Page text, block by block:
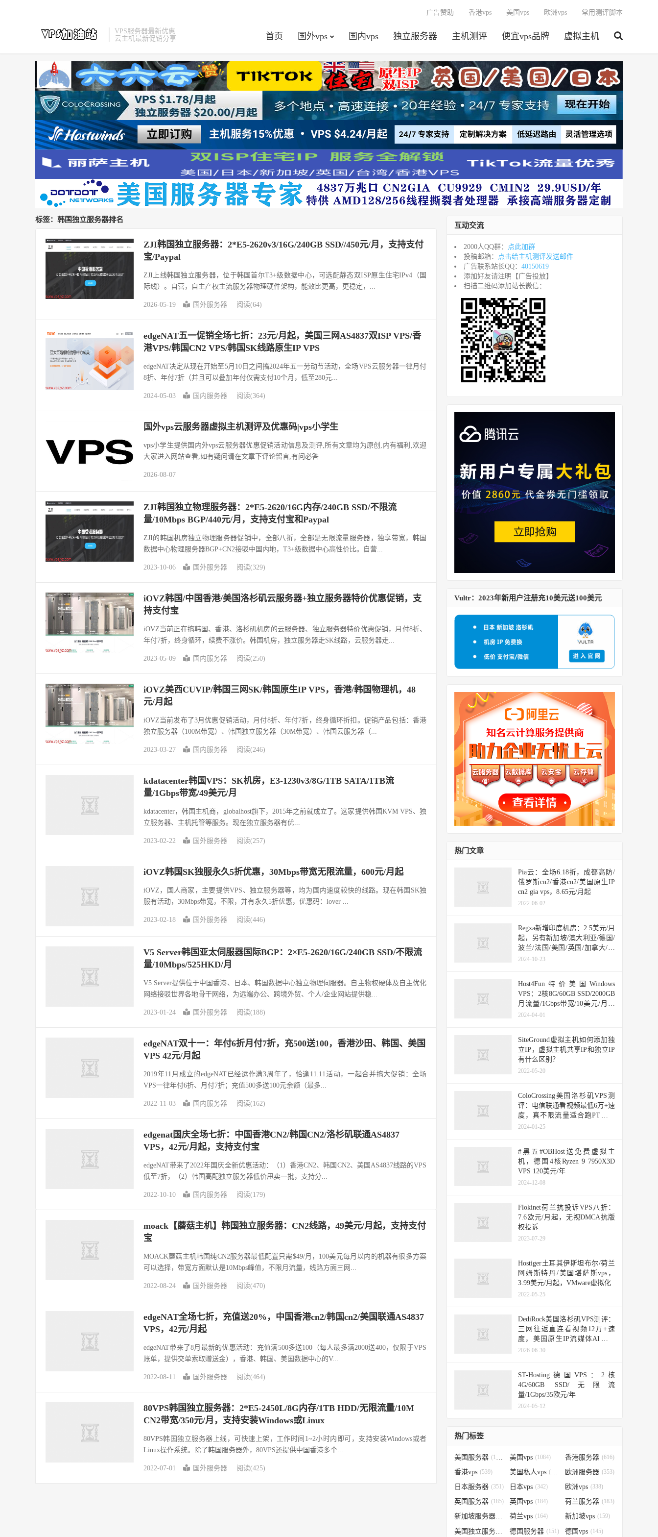
VPS服务器最新优惠
云主机最新促销分享
首页 国外vps 国内vps 独立服务器 主机测评 便宜vps品牌 虚拟主机
广告赞助 香港vps 美国vps 欧洲vps 常用测评脚本
标签：韩国独立服务器排名
ZJI韩国独立服务器：2*E5-2620v3/16G/240GB SSD//450元/月，支持支付
宝/Paypal
ZJI上线韩国独立服务器，位于韩国首尔T3+级数据中心，可选配静态双ISP原生住宅IPv4（国
际线）。自营，自主产权主流服务器物理硬件架构，能效比更高，更稳定，...
2026-05-19 国外服务器 阅读(64)
edgeNAT五一促销全场七折：23元/月起，美国三网AS4837双ISP VPS/香
港VPS/韩国CN2 VPS/韩国SK线路原生IP VPS
edgeNAT决定从现在开始至5月10日之间搞2024年五一劳动节活动，全场VPS云服务器一律月付
8折、年付7折（并且可以叠加年付仅需支付10个月，低至280元...
2024-05-03 国内服务器 阅读(364)
国外vps云服务器虚拟主机测评及优惠码|vps小学生
vps小学生提供国内外vps云服务器优惠促销活动信息及测评,所有文章均为原创,内有福利,欢迎
大家进入网站查看,如有疑问请在文章下评论留言,有问必答
2026-08-07
ZJI韩国独立物理服务器：2*E5-2620/16G内存/240GB SSD/不限流
量/10Mbps BGP/440元/月，支持支付宝和Paypal
ZJI的韩国机房独立物理服务器促销中，全部八折，全部是无限流量服务器，独享带宽，韩国
数据中心物理服务器BGP+CN2接驳中国内地，T3+级数据中心高性价比。自营...
2023-10-06 国外服务器 阅读(329)
iOVZ韩国/中国香港/美国洛杉矶云服务器+独立服务器特价优惠促销，支
持支付宝
iOVZ当前正在搞韩国、香港、洛杉矶机房的云服务器、独立服务器特价优惠促销，月付8折、
年付7折，终身循环，续费不涨价。韩国机房，独立服务器走SK线路，云服务器走...
2023-05-09 国内服务器 阅读(250)
iOVZ美西CUVIP/韩国三网SK/韩国原生IP VPS，香港/韩国物理机，48
元/月起
iOVZ当前发布了3月优惠促销活动，月付8折、年付7折，终身循环折扣。促销产品包括：香港
独立服务器（100M带宽）、韩国独立服务器（30M带宽）、韩国云服务器（...
2023-03-27 国内服务器 阅读(246)
kdatacenter韩国VPS：SK机房，E3-1230v3/8G/1TB SATA/1TB流
量/1Gbps带宽/49美元/月
kdatacenter，韩国主机商，globalhost旗下，2015年之前就成立了。这家提供韩国KVM VPS、独
立服务器、主机托管等服务。现在独立服务器有优...
2023-02-22 国外服务器 阅读(257)
iOVZ韩国SK独服永久5折优惠，30Mbps带宽无限流量，600元/月起
iOVZ，国人商家，主要提供VPS、独立服务器等，均为国内速度较快的线路。现在韩国SK独
服有活动，30Mbps带宽，不限，并有永久5折优惠，优惠码：lover ...
2023-02-18 国外服务器 阅读(446)
V5 Server韩国亚太伺服器国际BGP：2×E5-2620/16G/240GB SSD/不限流
量/10Mbps/525HKD/月
V5 Server提供位于中国香港、日本、韩国数据中心独立物理伺服器。自主物权硬体及自主优化
网络接驳世界各地骨干网络，为远端办公、跨境外贸、个人/企业网站提供稳...
2023-01-24 国外服务器 阅读(188)
edgeNAT双十一：年付6折月付7折，充500送100，香港沙田、韩国、美国
VPS 42元/月起
2019年11月成立的edgeNAT已经运作满3周年了，恰逢11.11活动，一起合并搞大促销：全场
VPS一律年付6折、月付7折；充值500多送100元余额（最多...
2022-11-03 国内服务器 阅读(162)
edgenat国庆全场七折：中国香港CN2/韩国CN2/洛杉矶联通AS4837
VPS，42元/月起，支持支付宝
edgeNAT带来了2022年国庆全新优惠活动：（1）香港CN2、韩国CN2、美国AS4837线路的VPS
低至7折，（2）韩国高配独立服务器低价甩卖一批，支持分...
2022-10-10 国内服务器 阅读(179)
moack【蘑菇主机】韩国独立服务器：CN2线路，49美元/月起，支持支付
宝
MOACK蘑菇主机韩国纯CN2服务器最低配置只需$49/月，100美元每月以内的机器有很多方案
可以选择，带宽方面默认是10Mbps峰值，不限月流量，线路方面三网...
2022-08-24 国外服务器 阅读(470)
edgeNAT全场七折，充值送20%，中国香港cn2/韩国cn2/美国联通AS4837
VPS，42元/月起
edgeNAT带来了8月最新的优惠活动：充值满500多送100（每人最多满2000送400，仅限于VPS
账单，提供交单索取赠送金），香港、韩国、美国数据中心的V...
2022-08-11 国外服务器 阅读(464)
80VPS韩国独立服务器：2*E5-2450L/8G内存/1TB HDD/无限流量/10M
CN2带宽/350元/月，支持安装Windows或Linux
80VPS韩国独立服务器上线，可快速上架，工作时间1~2小时内即可，支持安装Windows或者
Linux操作系统。除了韩国服务器外，80VPS还提供中国香港多个...
2022-07-01 国外服务器 阅读(425)
互动交流
2000人QQ群： 点此加群
投稿邮箱： 点击给主机测评发送邮件
广告联系站长QQ： 40150619
添加好友请注明【广告投放】
扫描二维码添加站长微信：
Vultr：2023年新用户注册充10美元送100美元
热门文章
Pia云：全场6.18折，成都高防/
俄罗斯cn2/香港cn2/美国原生IP
cn2 gia vps，8.65元/月起
2022-06-02
Regxa新增印度机房：2.5美元/月
起，另有新加坡/澳大利亚/德国/
波兰/法国/美国/英国/加拿大/离
岸机房
2024-10-23
Host4Fun特价美国Windows
VPS：2核8G/60GB SSD/2000GB
月流量/1Gbps带宽/10美元/月，
24小时退款保证
2024-04-01
SiteGround虚拟主机如何添加独
立IP，虚拟主机共享IP和独立IP
有什么区别？
2022-05-20
ColoCrossing美国洛杉矶VPS测
评：电信联通看视频最低6万+速
度，真不限流量适合跑PT或者
中转等需要的用户
2024-01-25
#黑五#OBHost送免费虚拟主
机，德国4核Ryzen 9 7950X3D
VPS 120美元/年
2024-12-08
Flokinet荷兰抗投诉VPS八折：
7.6欧元/月起，无视DMCA抗版
权投诉
2023-07-29
Hostiger土耳其伊斯坦布尔/荷兰
阿姆斯特丹/美国堪萨斯vps，
3.99美元/月起，VMware虚拟化
2022-05-25
DediRock美国洛杉矶VPS测评：
三网往返直连看视频12万+速
度，美国原生IP流媒体AI解锁
好，25端口开放，硬件性能不错
2026-06-30
ST-Hosting德国VPS：2核
4G/60GB SSD/无限流
量/1Gbps/35欧元/年
2024-05-12
热门标签
美国服务器 (1184) 美国vps (1084) 香港服务器 (616)
香港vps (539) 美国私人vps (388) 欧洲服务器 (353)
日本服务器 (351) 日本vps (342) 欧洲vps (338)
英国服务器 (185) 英国vps (184) 荷兰服务器 (183)
新加坡服务器(179)荷兰vps (164) 新加坡vps (159)
(151)
德国服务器 (151) 德国vps (145)